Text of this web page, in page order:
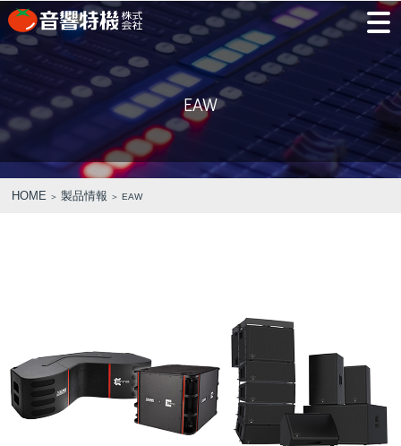
JP EN
PRODUCTS
製品情報
PRODUCTS
CONCEPT
⾳響特機の特長
CONCEPT
⾳
響
特
ル
COMPANY
会
社
概
所
社
沿
採
用
情
REPAIR
REQUEST
AV TOMATO
総合カタログ
CONTACT
お問合せ
EAW
HOME ＞製品情報 ＞ EAW